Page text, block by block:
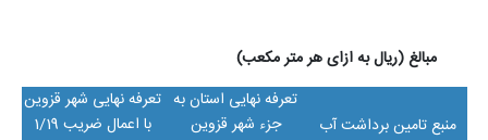
مبالغ (ریال به ازای هر متر مکعب)
منبع تامین برداشت آب
تعرفه نهایی استان به
جزء شهر قزوین
تعرفه نهایی شهر قزوین
با اعمال ضریب 1/19